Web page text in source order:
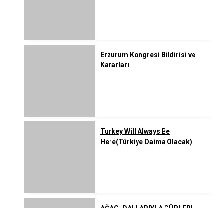
Erzurum Kongresi Bildirisi ve
Kararları
Turkey Will Always Be
Here(Türkiye Daima Olacak)